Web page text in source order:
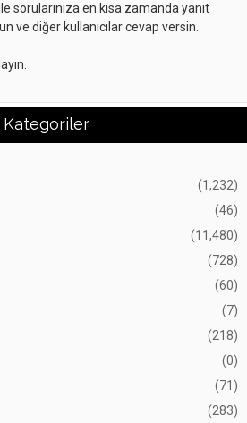
sorularınıza en kısa zamanda yanıt
ve diğer kullanıcılar cevap versin.
Kategoriler
(1,232)
(46)
(11,480)
(728)
(60)
(7)
(218)
(0)
(71)
(283)